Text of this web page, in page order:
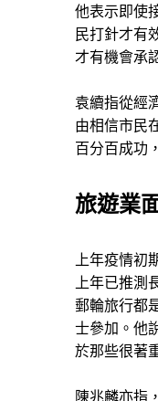
他表示即使
民打針才有
才有機會承
袁續指從經
由相信市民
百分百成功
旅遊業
上年疫情初
上年已推測
郵輪旅行都
士參加。他
於那些很著
陳兆麟亦指